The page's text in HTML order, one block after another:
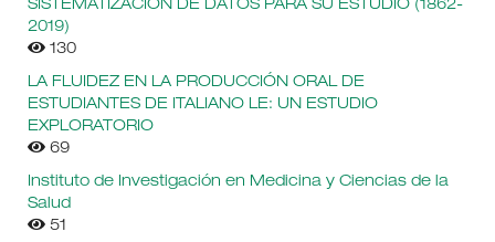
SISTEMATIZACIÓN DE DATOS PARA SU ESTUDIO (1862-
2019)
130
LA FLUIDEZ EN LA PRODUCCIÓN ORAL DE
ESTUDIANTES DE ITALIANO LE: UN ESTUDIO
EXPLORATORIO
69
Instituto de Investigación en Medicina y Ciencias de la
Salud
51